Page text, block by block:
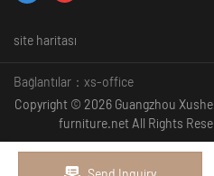
site haritası
Bağlantılar： xs-office
Copyright © 2026 Guangzhou
furniture.net All Rights